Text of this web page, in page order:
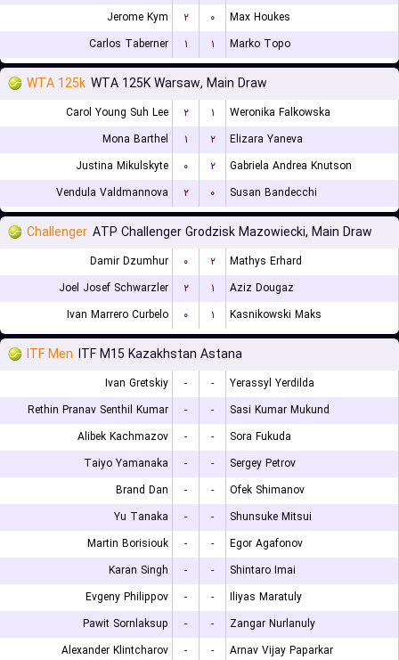
Jerome Kym
۲ ۰
Max Houkes
Carlos Taberner
۱ ۱ Marko Topo
WTA 125k WTA 125K Warsaw, Main Draw
Carol Young Suh Lee ۲ ۱
Weronika Falkowska
Mona Barthel
۱ ۲
Elizara Yaneva
Justina Mikulskyte
۰ ۲
Gabriela Andrea Knutson
Vendula Valdmannova
۲ ۰ Susan Bandecchi
Challenger ATP Challenger Grodzisk Mazowiecki, Main Draw
Damir Dzumhur ۰ ۲
Mathys Erhard
Joel Josef Schwarzler
۲ ۱
Aziz Dougaz
Ivan Marrero Curbelo
۰ ۱ Kasnikowski Maks
ITF Men ITF M15 Kazakhstan Astana
Ivan Gretskiy - -
Yerassyl Yerdilda
Rethin Pranav Senthil Kumar
- -
Sasi Kumar Mukund
Alibek Kachmazov
- -
Sora Fukuda
Taiyo Yamanaka
- -
Sergey Petrov
Brand Dan
- -
Ofek Shimanov
Yu Tanaka
- -
Shunsuke Mitsui
Martin Borisiouk
- -
Egor Agafonov
Karan Singh
- -
Shintaro Imai
Evgeny Philippov
- -
Iliyas Maratuly
Pawit Sornlaksup
- -
Zangar Nurlanuly
Alexander Klintcharov
- -
Arnav Vijay Paparkar